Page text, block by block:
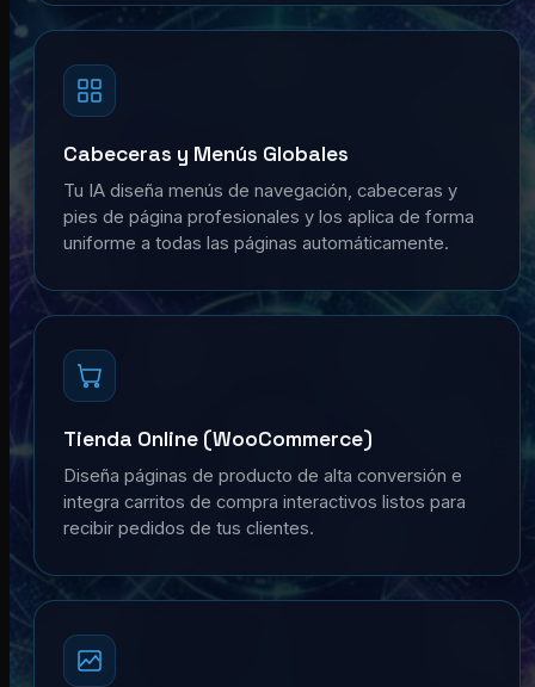
Cabeceras y Menús Globales
Tu IA diseña menús de navegación, cabeceras y
pies de página profesionales y los aplica de forma
uniforme a todas las páginas automáticamente.
Tienda Online (WooCommerce)
Diseña páginas de producto de alta conversión e
integra carritos de compra interactivos listos para
recibir pedidos de tus clientes.